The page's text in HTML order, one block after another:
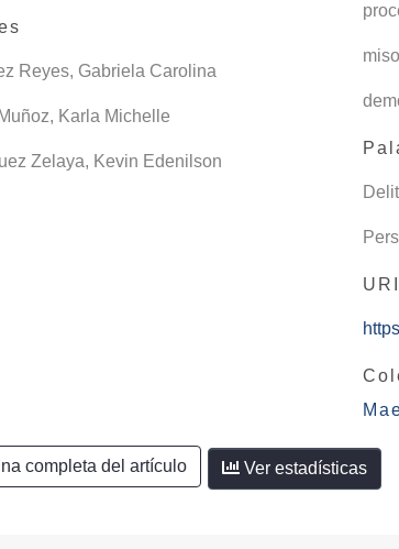
Reyes, Gabriela Carolina
Karla Michelle
Zelaya, Kevin Edenilson
URI
completa del artículo
Ver estadísticas